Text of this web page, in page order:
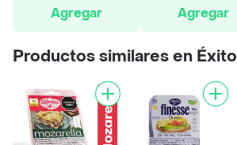
Agregar
Agregar
Productos similares en Éxito